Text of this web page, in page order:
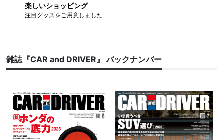
楽しいショッピング
注目グッズをご用意しました
雑誌『CAR and DRIVER』 バックナンバー